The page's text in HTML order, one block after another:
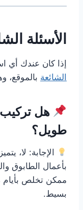
الأسئلة
إذا كان عندك أي
الشائعة بالموقع،
هل
طويل؟
الإجابة: لا،
بأعمال الطابوق
ممكن تخلص بأيام
بسيط.